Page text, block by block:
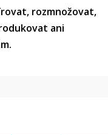
rozmnožovat,
ani